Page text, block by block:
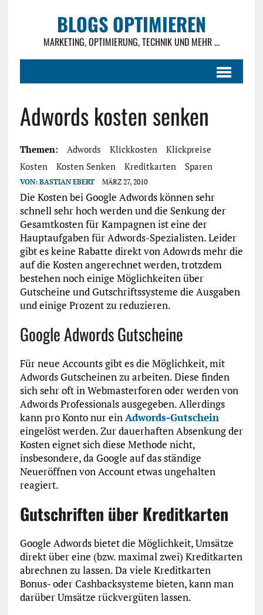
BLOGS OPTIMIEREN
MARKETING, OPTIMIERUNG, TECHNIK UND MEHR ...
Adwords kosten senken
Themen: Adwords Klickkosten
Klickpreise
Kosten
Kosten Senken Kreditkarten Sparen
VON: BASTIAN EBERT MÄRZ 27, 2010
Die Kosten bei Google Adwords können sehr
schnell sehr hoch werden und die Senkung der
Gesamtkosten für Kampagnen ist eine der
Hauptaufgaben für Adwords-Spezialisten. Leider
gibt es keine Rabatte direkt von Adowrds mehr die
auf die Kosten angerechnet werden, trotzdem
bestehen noch einige Möglichkeiten über
Gutscheine und Gutschriftssysteme die Ausgaben
und einige Prozent zu reduzieren.
Google Adwords Gutscheine
Für neue Accounts gibt es die Möglichkeit, mit
Adwords Gutscheinen zu arbeiten. Diese finden
sich sehr oft in Webmasterforen oder werden von
Adwords Professionals ausgegeben. Allerdings
kann pro Konto nur einAdwords-Gutschein
eingelöst werden. Zur dauerhaften Absenkung der
Kosten eignet sich diese Methode nicht,
insbesondere, da Google auf das ständige
Neueröffnen von Account etwas ungehalten
reagiert.
Gutschriften über Kreditkarten
Google Adwords bietet die Möglichkeit, Umsätze
direkt über eine (bzw. maximal zwei) Kreditkarten
abrechnen zu lassen. Da viele Kreditkarten
Bonus- oder Cashbacksysteme bieten, kann man
darüber Umsätze rückvergüten lassen.